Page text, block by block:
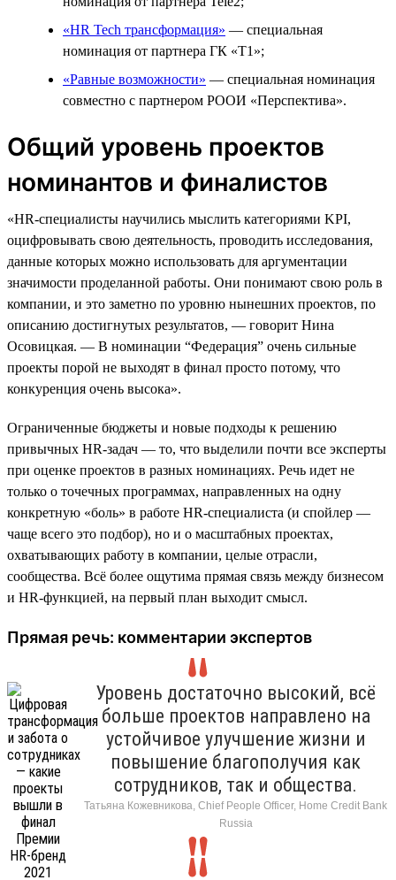
«HR Tech трансформация» — специальная
номинация от партнера ГК «Т1»;
«Равные возможности» — специальная номинация
совместно с партнером РООИ «Перспектива».
Общий уровень проектов
номинантов и финалистов
«HR-специалисты научились мыслить категориями KPI,
оцифровывать свою деятельность, проводить исследования,
данные которых можно использовать для аргументации
значимости проделанной работы. Они понимают свою роль в
компании, и это заметно по уровню нынешних проектов, по
описанию достигнутых результатов, — говорит Нина
Осовицкая. — В номинации “Федерация” очень сильные
проекты порой не выходят в финал просто потому, что
конкуренция очень высока».
Ограниченные бюджеты и новые подходы к решению
привычных HR-задач — то, что выделили почти все эксперты
при оценке проектов в разных номинациях. Речь идет не
только о точечных программах, направленных на одну
конкретную «боль» в работе HR-специалиста (и спойлер —
чаще всего это подбор), но и о масштабных проектах,
охватывающих работу в компании, целые отрасли,
сообщества. Всё более ощутима прямая связь между бизнесом
и HR-функцией, на первый план выходит смысл.
Прямая речь: комментарии экспертов
Уровень достаточно высокий, всё
больше проектов направлено на
устойчивое улучшение жизни и
повышение благополучия как
сотрудников, так и общества.
Татьяна Кожевникова, Chief People Officer, Home Credit Bank
Russia